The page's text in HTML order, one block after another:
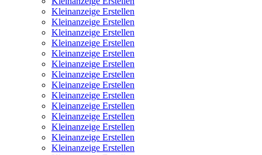
Kleinanzeige Erstellen
Kleinanzeige Erstellen
Kleinanzeige Erstellen
Kleinanzeige Erstellen
Kleinanzeige Erstellen
Kleinanzeige Erstellen
Kleinanzeige Erstellen
Kleinanzeige Erstellen
Kleinanzeige Erstellen
Kleinanzeige Erstellen
Kleinanzeige Erstellen
Kleinanzeige Erstellen
Kleinanzeige Erstellen
Kleinanzeige Erstellen